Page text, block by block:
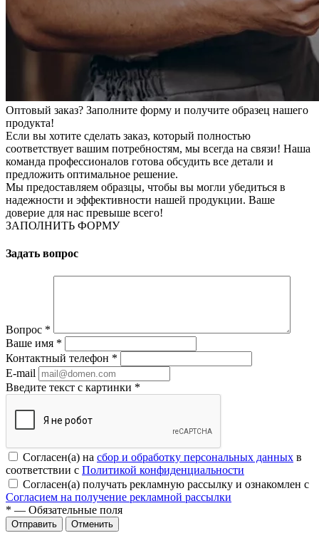
Оптовый заказ? Заполните форму и получите образец нашего
продукта!
Если вы хотите сделать заказ, который полностью
соответствует вашим потребностям, мы всегда на связи! Наша
команда профессионалов готова обсудить все детали и
предложить оптимальное решение.
Мы предоставляем образцы, чтобы вы могли убедиться в
надежности и эффективности нашей продукции. Ваше
доверие для нас превыше всего!
ЗАПОЛНИТЬ ФОРМУ
Задать вопрос
Вопрос *
Ваше имя *
Контактный телефон *
E-mail
Введите текст с картинки *
Согласен(а) на сбор и обработку персональных данных в
соответствии с Политикой конфиденциальности
Согласен(а) получать рекламную рассылку и ознакомлен с
Согласием на получение рекламной рассылки
* — Обязательные поля
Отменить